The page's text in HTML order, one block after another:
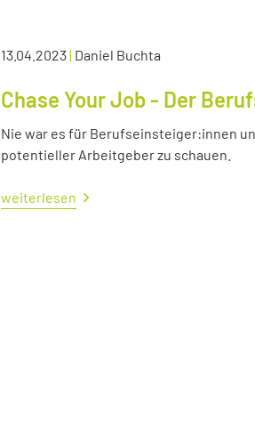
13.04.2023| Daniel Buchta
Chase Your Job - Der
Nie war es für Berufseinsteiger:innen
potentieller Arbeitgeber zu schauen.
weiterlesen